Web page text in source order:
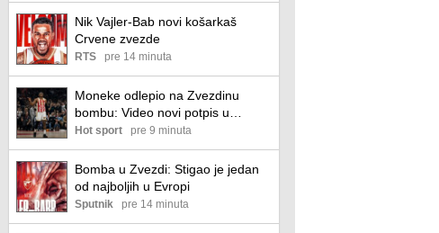
Nik Vajler-Bab novi košarkaš
Crvene zvezde
RTS pre 14 minuta
Moneke odlepio na Zvezdinu
bombu: Video novi potpis u
crveno-belom i odmah se oglasio!
Hot sport pre 9 minuta
Bomba u Zvezdi: Stigao je jedan
od najboljih u Evropi
Sputnik pre 14 minuta